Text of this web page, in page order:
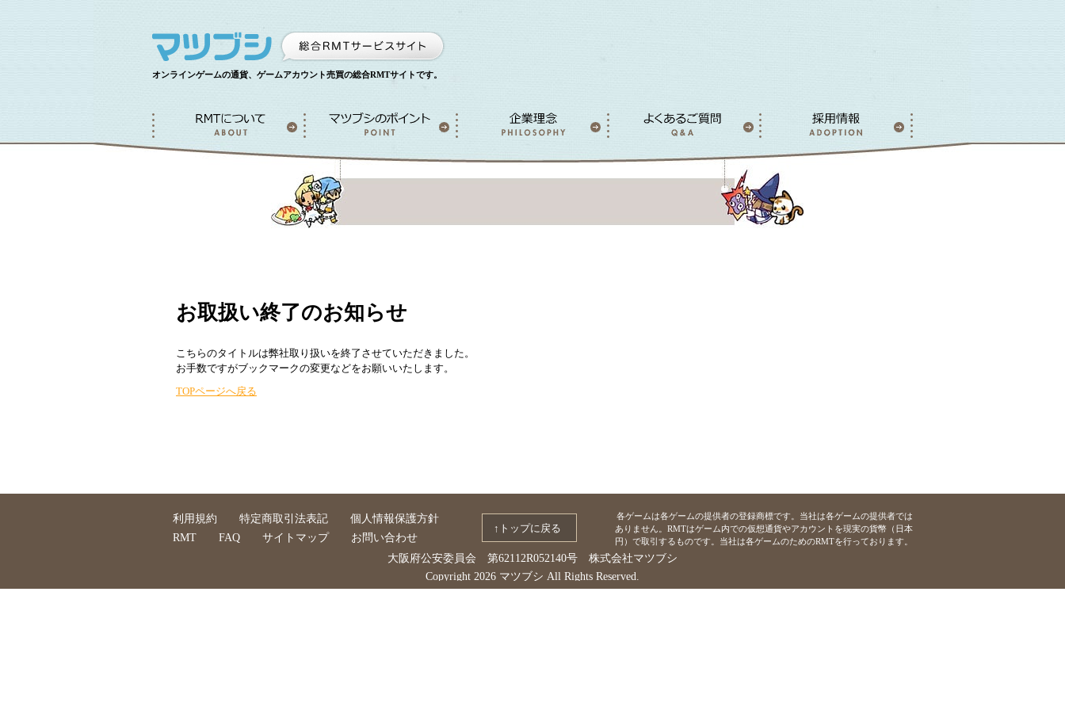
オンラインゲームの通貨、ゲームアカウント売買の総合RMTサイトです。
お取扱い終了のお知らせ
こちらのタイトルは弊社取り扱いを終了させていただきました。
お手数ですがブックマークの変更などをお願いいたします。
TOPページへ戻る
利用規約 特定商取引法表記
個人情報保護方針
RMT
FAQ サイトマップ お問い合わせ
↑トップに戻る
各ゲームは各ゲームの提供者の登録商標です。当社は各ゲームの提供者では
ありません。RMTはゲーム内での仮想通貨やアカウントを現実の貨幣（日本
円）で取引するものです。当社は各ゲームのためのRMTを行っております。
大阪府公安委員会 第62112R052140号 株式会社マツブシ
Copyright 2026 マツブシ All Rights Reserved.